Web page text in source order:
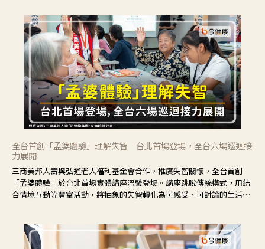
全台首創「孟婆體驗」理解失智 台北首場登場，全台六場巡迴接
力展開
三商美邦人壽與弘道老人福利基金會合作，推廣失智關懷，全台首創
「孟婆體驗」於台北首場實體講座溫馨登場。講座跳脫傳統模式，用結
合情境互動等豐富活動，將抽象的失智轉化為可感受、可討論的生活情